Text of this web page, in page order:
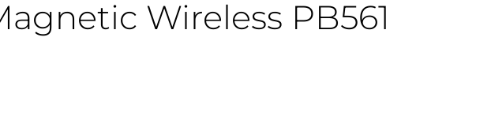
Wireless PB561